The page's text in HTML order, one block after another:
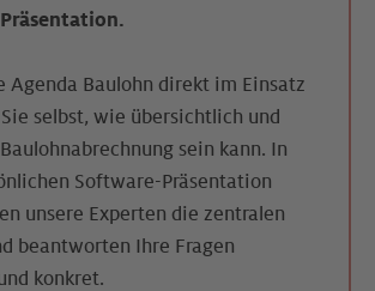
Agenda Baulohn direkt im Einsatz
selbst, wie übersichtlich und
sein kann. In
Software-Präsentation
unsere Experten die zentralen
beantworten Ihre Fragen
konkret.